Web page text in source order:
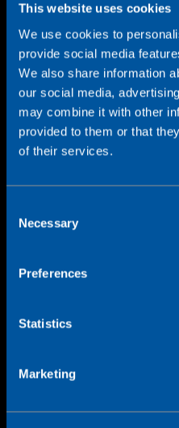
This website uses cookies
We use cookies to
provide social media
We also share information
our social media,
may combine it with other
provided to them or that
of their services.
Necessary
Preferences
Statistics
Marketing
IoT-
og høj
For hver applikation
op omkring det
takster, der er